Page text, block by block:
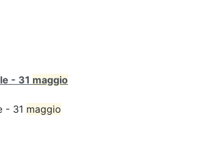
- 31 maggio
- 31 maggio